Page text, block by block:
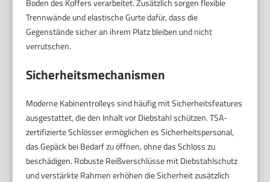
Trennwände und elastische Gurte dafür, dass die
Gegenstände sicher an ihrem Platz bleiben und nicht
verrutschen.
Sicherheitsmechanismen
Moderne Kabinentrolleys sind häufig mit Sicherheitsfeatures
ausgestattet, die den Inhalt vor Diebstahl schützen. TSA-
zertifizierte Schlösser ermöglichen es Sicherheitspersonal,
das Gepäck bei Bedarf zu öffnen, ohne das Schloss zu
beschädigen. Robuste Reißverschlüsse mit Diebstahlschutz
und verstärkte Rahmen erhöhen die Sicherheit zusätzlich